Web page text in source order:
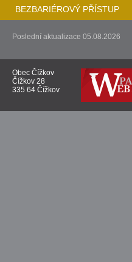
BEZBARIÉROVÝ PŘÍSTUP
Poslední aktualizace 05.08.2026
Obec Čížkov
Čížkov 28
335 64 Čížkov